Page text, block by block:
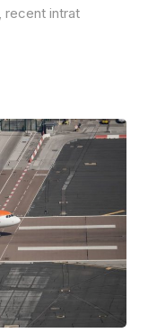
recent intrat